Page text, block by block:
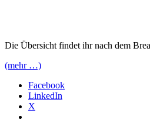
Die Übersicht findet ihr nach dem
(mehr …)
Facebook
LinkedIn
X